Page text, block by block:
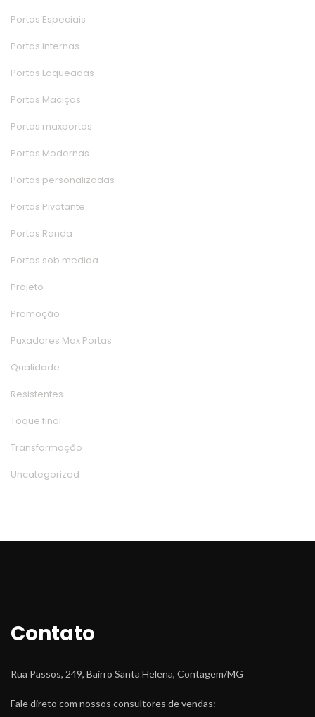
Portas Especiai
Portas interna
Portas Laqueada
Portas Maciça
Portas maxporta
Portas Moderna
Portas personalizada
Portas Pivotante
Portas Randa
Portas sob medida
Projeto
Promoção
Puxadores Max Porta
Qualidade
Resistente
Toque final
Transformação
Uncategorized
Contato
Rua Passos, 249, Bairro Santa Helena, Contagem/MG
Fale direto com nossos consultores de vendas: